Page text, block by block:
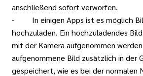
anschließend sofort verworfen.
- In einigen Apps ist es möglich
hochzuladen. Ein hochzuladendes
mit der Kamera aufgenommen
aufgenommene Bild zusätzlich in der
gespeichert, wie es bei der normalen